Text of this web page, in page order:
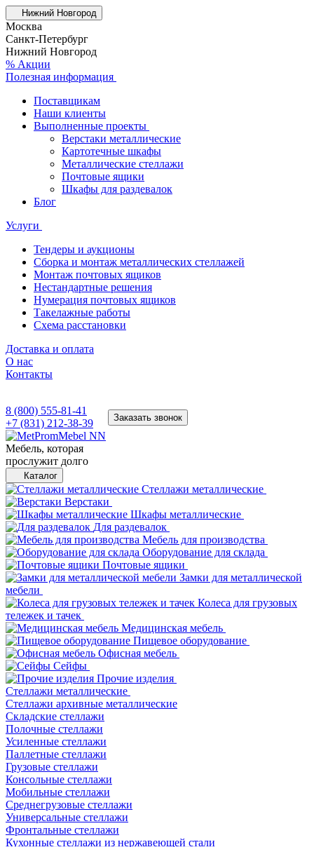
Нижний Новгород
Москва
Санкт-Петербург
Нижний Новгород
% Акции
Полезная информация
Поставщикам
Наши клиенты
Выполненные проекты
Верстаки металлические
Картотечные шкафы
Металлические стеллажи
Почтовые ящики
Шкафы для раздевалок
Блог
Услуги
Тендеры и аукционы
Сборка и монтаж металлических стеллажей
Монтаж почтовых ящиков
Нестандартные решения
Нумерация почтовых ящиков
Такелажные работы
Схема расстановки
Доставка и оплата
О нас
Контакты
8 (800) 555-81-41
+7 (831) 212-38-39
Заказать звонок
Мебель, которая
прослужит долго
Каталог
Стеллажи металлические
Верстаки
Шкафы металлические
Для раздевалок
Мебель для производства
Оборудование для склада
Почтовые ящики
Замки для металлической
мебели
Колеса для грузовых
тележек и тачек
Медицинская мебель
Пищевое оборудование
Офисная мебель
Сейфы
Прочие изделия
Стеллажи металлические
Cтеллажи архивные металлические
Складские стеллажи
Полочные стеллажи
Усиленные стеллажи
Паллетные стеллажи
Грузовые стеллажи
Консольные стеллажи
Мобильные стеллажи
Среднегрузовые стеллажи
Универсальные стеллажи
Фронтальные стеллажи
Кухонные стеллажи из нержавеющей стали